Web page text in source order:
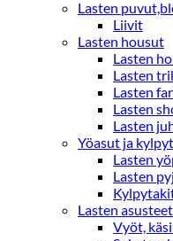
Lasten
Liivit
Lasten housut
Lasten
Lasten
Lasten
Lasten
Lasten
Yöasut ja
Lasten
Lasten
Lasten asusteet
Vyöt,